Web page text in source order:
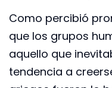
Como percibió
que los grupos
aquello que
tendencia a